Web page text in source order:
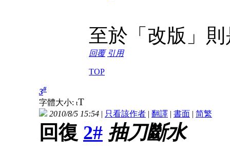
至於「改版」
回覆 引用
TOP
3#
字體大小: tT
2010/8/5 15:54 | 只看該作者 | 翻譯 | 書面 | 简繁
回復 2# 抽刀斷水